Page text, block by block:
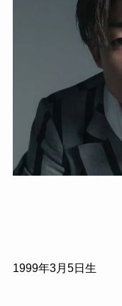
1999年3月5日生